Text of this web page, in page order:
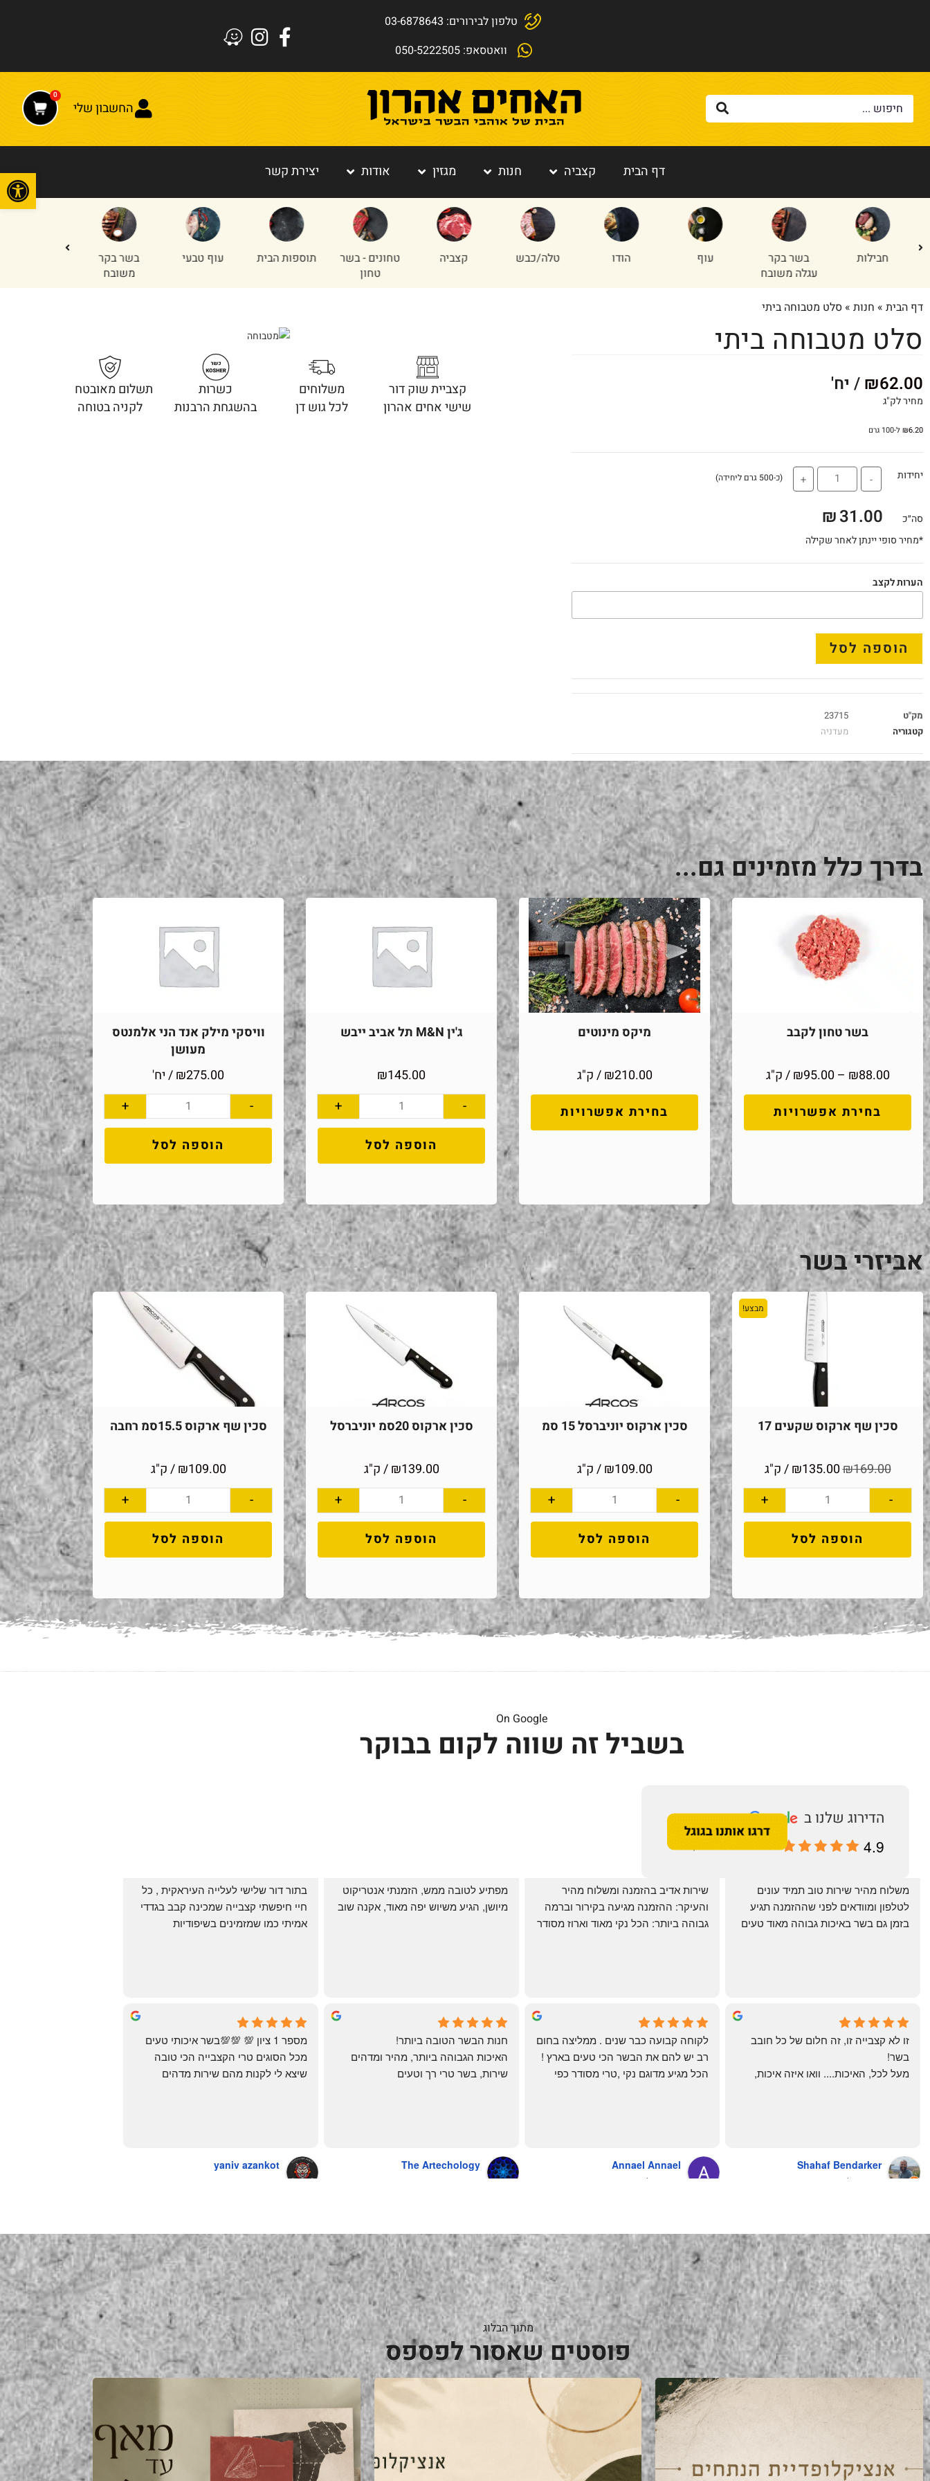
טלפון לבירורים: 03-6878643
וואטסאפ: 050-5222505
החשבון שלי
0
דף הבית קצביה חנות מגזין אודות יצירת קשר
בשר בקר
עוף הודו טלה/כבש קצביה
טחונים - בשר
תוספות הבית עוף טבעי
בשר בקר
חלקים
אחוריים
דף הבית » חנות »סלט מטבוחה ביתי
סלט מטבוחה ביתי
₪62.00 / יח'
מחיר לק"ג
₪6.20 ל-100 גרם
יחידות -
+ (כ-500 גרם ליחידה)
סה״כ 31.00
₪
*מחיר סופי יינתן לאחר שקילה
הערות לקצב
הוספה לסל
מק"ט
23715
קטגוריה
מעדניה
קצביית שוק דור
שישי אחים אהרון
משלוחים
לכל גוש דן
כשרות
בהשגחת הרבנות
תשלום מאובטח
לקניה בטוחה
בדרך כלל מזמינים גם...
בשר טחון לקבב
₪88.00
–
₪95.00
/ ק"ג
בחירת אפשרויות
מיקס מינוטים
₪210.00
/ ק"ג
בחירת אפשרויות
ג'ין M&N תל אביב ייבש
₪145.00
-
+
הוספה לסל
וויסקי מילק אנד הני אלמנטס
מעושן
₪275.00 / יח'
-
+
הוספה לסל
אביזרי בשר
מבצע!
סכין שף ארקוס שקעים 17
₪169.00
₪135.00 / ק"ג
-
+
הוספה לסל
סכין ארקוס יוניברסל 15 סמ
₪109.00 / ק"ג
-
+
הוספה לסל
סכין ארקוס 20סמ יוניברסל
₪139.00 / ק"ג
-
+
הוספה לסל
סכין שף ארקוס 15.5סמ רחבה
₪109.00 / ק"ג
-
+
הוספה לסל
On Google
בשביל זה שווה לקום בבוקר
4.9
May Azulay
a month ago
michal gottfried
4 months ago
שי
4 months ago
מיושן, הגיע משיוש יפה מאוד, אקנה שוב
Yonatan Menashe
6 months ago
Shahaf Bendarker
בשר!
אהרון' איך מנהלים עסק ושירות לקוחות
Annael Annael
The Artechology
חנות הבשר הטובה ביותר!
האיכות הגבוהה ביותר, מהיר ומדהים
שירות, בשר טרי רך וטעים
yaniv azankot
מתוך הבלוג
פוסטים שאסור לפספס